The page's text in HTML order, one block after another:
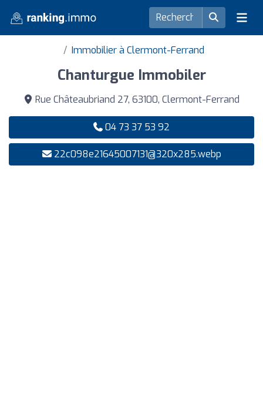
Immobilier à Clermont-Ferrand
Chanturgue Immobiler
Rue Châteaubriand 27, 63100, Clermont-Ferrand
04 73 37 53 92
22c098e21645007131@320x285.webp